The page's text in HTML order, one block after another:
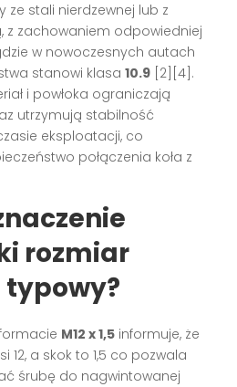
ze stali nierdzewnej lub z
z zachowaniem odpowiedniej
w nowoczesnych autach
stanowi klasa10.9 [2][4].
i powłoka ograniczają
utrzymują stabilność
eksploatacji, co
połączenia koła z
rozmiar
M12 x 1,5 informuje, że
12, a skok to 1,5 co pozwala
śrubę do nagwintowanej